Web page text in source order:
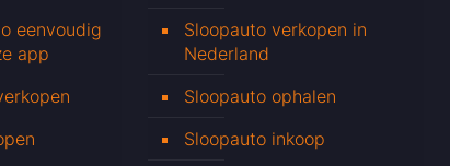
eenvoudig
app
Sloopauto verkopen in
Nederland
Sloopauto ophalen
Sloopauto inkoop